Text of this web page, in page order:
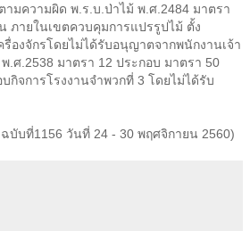
มความผิด พ.ร.บ.ป่าไม้ พ.ศ.2484 มาตรา
ภายในเขตควบคุมการแปรรูปไม้ ตั้ง
องจักรโดยไม่ได้รับอนุญาตจากพนักงานเจ้า
.ศ.2538 มาตรา 12 ประกอบ มาตรา 50
กิจการโรงงานจำพวกที่ 3 โดยไม่ได้รับ
บที่1156 วันที่ 24 - 30 พฤศจิกายน 2560)